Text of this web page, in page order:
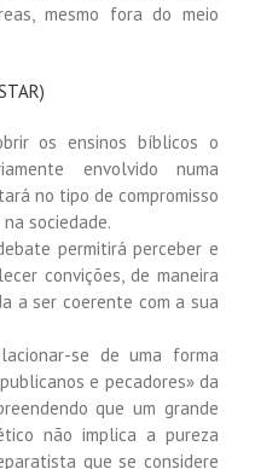
mesmo fora do meio
os ensinos bíblicos o
envolvido numa
no tipo de compromisso
sociedade.
permitirá perceber e
convições, de maneira
a ser coerente com a sua
se de uma forma
e pecadores» da
que um grande
não implica a pureza
que se considere